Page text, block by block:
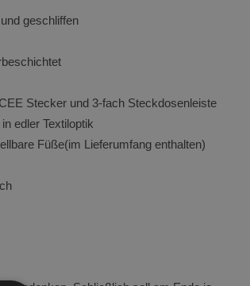
geschliffen
Stecker und 3-fach Steckdosenleiste
edler Textiloptik
Füße(im Lieferumfang enthalten)